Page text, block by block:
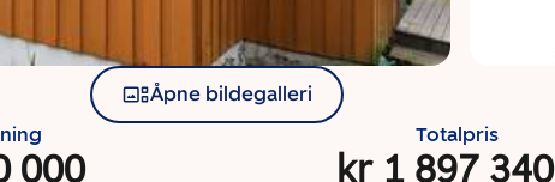
Åpne bildegalleri
000
Totalpris
kr 1 897 340